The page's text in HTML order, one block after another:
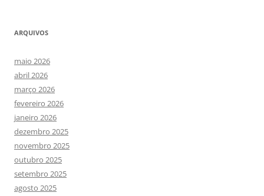
ARQUIVOS
maio 2026
abril 2026
março 2026
fevereiro 2026
janeiro 2026
dezembro 2025
novembro 2025
outubro 2025
setembro 2025
agosto 2025